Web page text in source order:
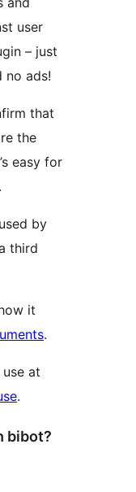
user
– just
no ads!
that
the
easy for
by
third
it
.
at
.
bibot?